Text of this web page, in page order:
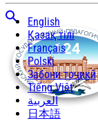
English
Қазақ тілі
Français
Polski
Забони тоҷикӣ
Tiếng Việt
العربية
日本語